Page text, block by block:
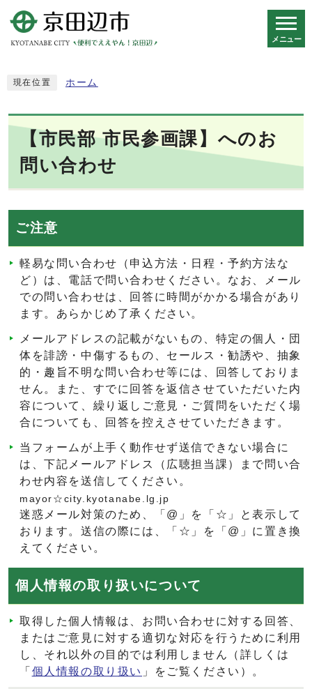
メニュー
現在位置 ホーム
【市民部 市民参画課】へのお
問い合わせ
ご注意
軽易な問い合わせ（申込方法・日程・予約方法な
ど）は、電話で問い合わせください。なお、メール
での問い合わせは、回答に時間がかかる場合があり
ます。あらかじめ了承ください。
メールアドレスの記載がないもの、特定の個人・団
体を誹謗・中傷するもの、セールス・勧誘や、抽象
的・趣旨不明な問い合わせ等には、回答しておりま
せん。また、すでに回答を返信させていただいた内
容について、繰り返しご意見・ご質問をいただく場
合についても、回答を控えさせていただきます。
当フォームが上手く動作せず送信できない場合に
は、下記メールアドレス（広聴担当課）まで問い合
わせ内容を送信してください。
mayor☆city.kyotanabe.lg.jp
迷惑メール対策のため、「@」を「☆」と表示して
おります。送信の際には、「☆」を「@」に置き換
えてください。
個人情報の取り扱いについて
取得した個人情報は、お問い合わせに対する回答、
またはご意見に対する適切な対応を行うために利用
し、それ以外の目的では利用しません（詳しくは
「 個人情報の取り扱い 」をご覧ください）。